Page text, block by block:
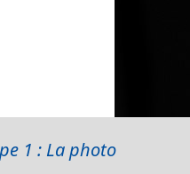
1 : La photo